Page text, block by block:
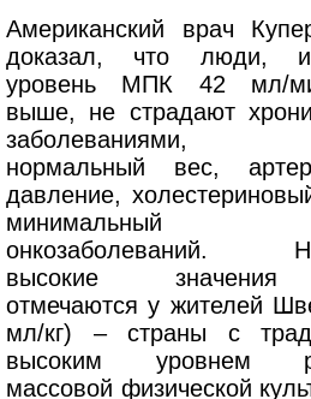
Американский врач
доказал, что люди,
уровень МПК 42 мл/
выше, не страдают
заболеваниями,
нормальный вес,
давление,
минимальный
онкозаболеваний.
высокие
отмечаются у жителей
мл/кг) – страны с
высоким уровнем
массовой физической